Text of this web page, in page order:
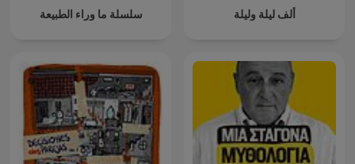
سلسلة ما وراء الطبيعة ألف ليلة وليلة